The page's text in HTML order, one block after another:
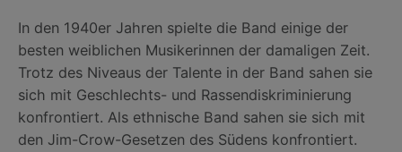
In den 1940er Jahren spielte die Band einige der
besten weiblichen Musikerinnen der damaligen Zeit.
Trotz des Niveaus der Talente in der Band sahen sie
sich mit Geschlechts- und Rassendiskriminierung
konfrontiert. Als ethnische Band sahen sie sich mit
den Jim-Crow-Gesetzen des Südens konfrontiert.